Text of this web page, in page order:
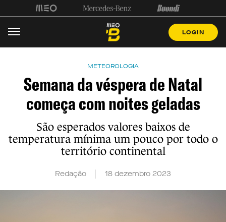
LOGIN
METEOROLOGIA
Semana da véspera de Natal
começa com noites geladas
São esperados valores baixos de
temperatura mínima um pouco por todo o
território continental
Redação 18 dezembro 2023